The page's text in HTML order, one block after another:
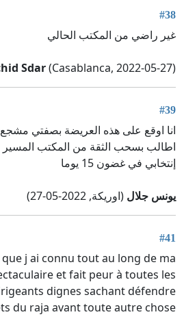
#38
غير راضي من المكتب الحالي
Sdar(Casablanca, 2022-05-27)
#39
انا اوقع على هذه العريضة بصفتي
اطالب بسحب الثقة من المكتب
إنتخابي في غضون 15 يوما
يونس جلال (اوريكة, 2022-05-27)
#41
que j ai connu tout au long de ma
et fait peur à toutes les
dignes sachant défendre
du raja avant toute autre chose